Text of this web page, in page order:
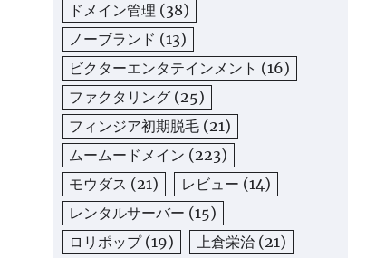
ドメイン管理 (38)
ノーブランド (13)
ビクターエンタテインメント (16)
ファクタリング (25)
フィンジア初期脱毛 (21)
ムームードメイン (223)
モウダス (21) レビュー (14)
レンタルサーバー (15)
ロリポップ(19) 上倉栄治 (21)